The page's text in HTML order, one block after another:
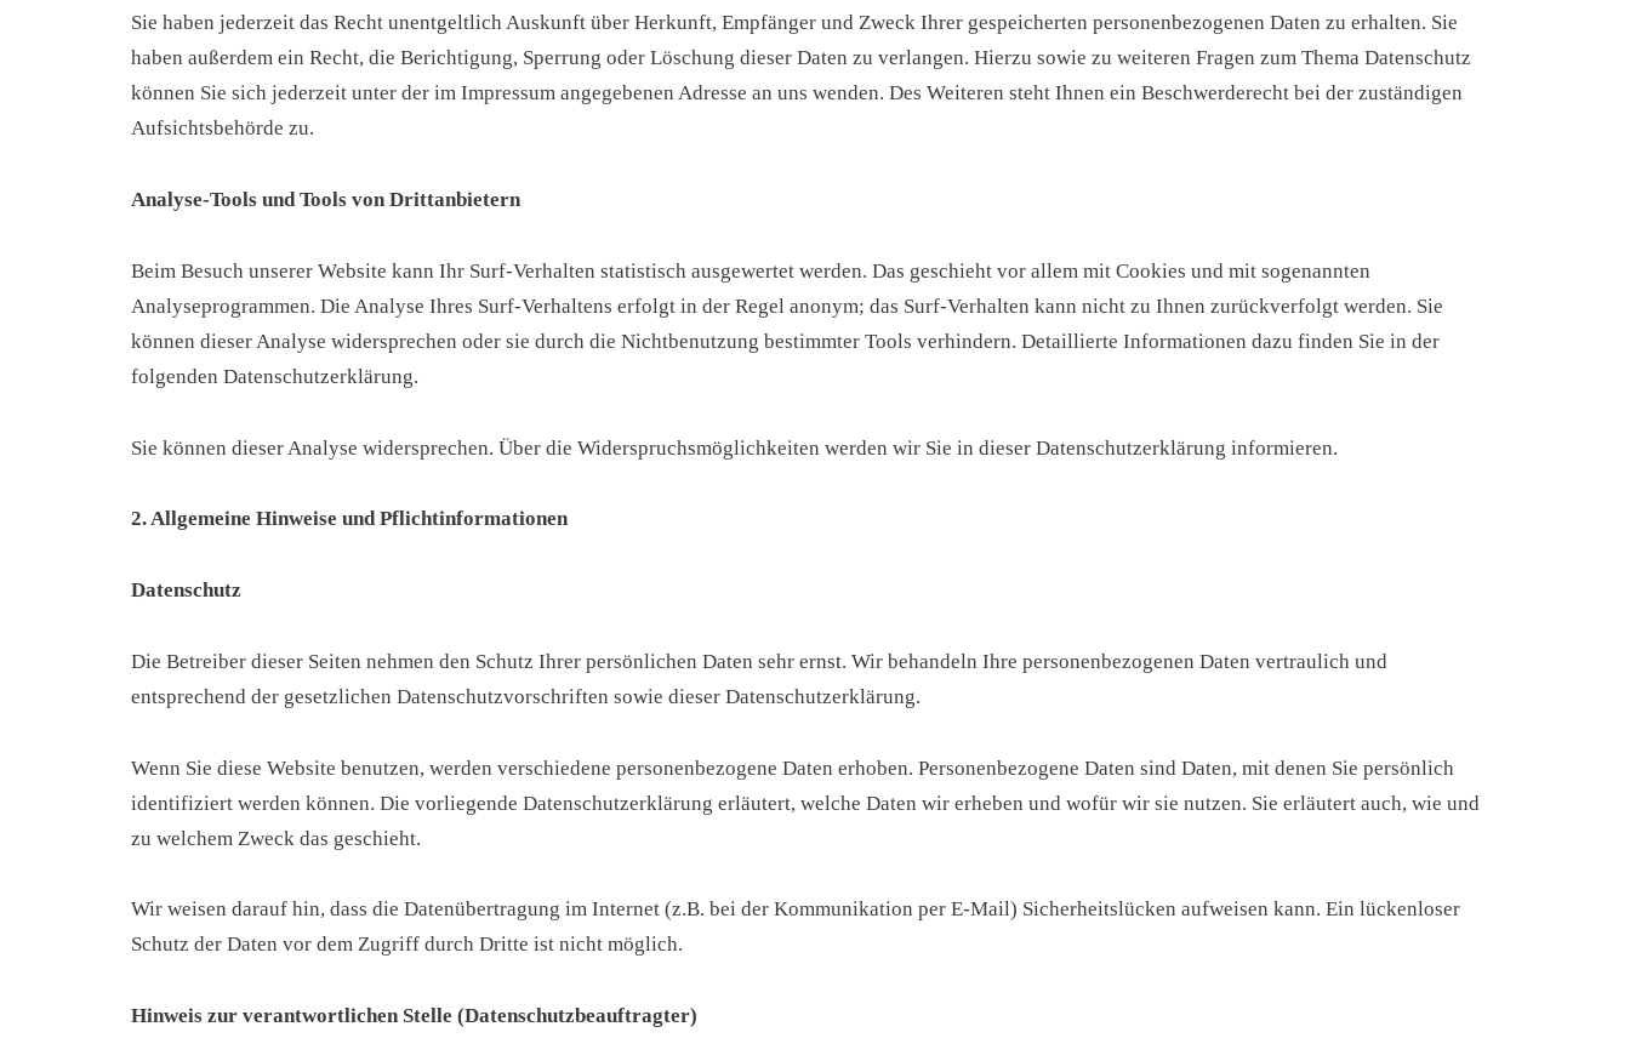
Sie haben jederzeit das Recht unentgeltlich Auskunft über Herkunft, Empfänger und Zweck Ihrer gespeicherten personenbezogenen Daten zu erhalten. Sie
haben außerdem ein Recht, die Berichtigung, Sperrung oder Löschung dieser Daten zu verlangen. Hierzu sowie zu weiteren Fragen zum Thema Datenschutz
können Sie sich jederzeit unter der im Impressum angegebenen Adresse an uns wenden. Des Weiteren steht Ihnen ein Beschwerderecht bei der zuständigen
Aufsichtsbehörde zu.
Analyse-Tools und Tools von Drittanbietern
Beim Besuch unserer Website kann Ihr Surf-Verhalten statistisch ausgewertet werden. Das geschieht vor allem mit Cookies und mit sogenannten
Analyseprogrammen. Die Analyse Ihres Surf-Verhaltens erfolgt in der Regel anonym; das Surf-Verhalten kann nicht zu Ihnen zurückverfolgt werden. Sie
können dieser Analyse widersprechen oder sie durch die Nichtbenutzung bestimmter Tools verhindern. Detaillierte Informationen dazu finden Sie in der
folgenden Datenschutzerklärung.
Sie können dieser Analyse widersprechen. Über die Widerspruchsmöglichkeiten werden wir Sie in dieser Datenschutzerklärung informieren.
2. Allgemeine Hinweise und Pflichtinformationen
Datenschutz
Die Betreiber dieser Seiten nehmen den Schutz Ihrer persönlichen Daten sehr ernst. Wir behandeln Ihre personenbezogenen Daten vertraulich und
entsprechend der gesetzlichen Datenschutzvorschriften sowie dieser Datenschutzerklärung.
Wenn Sie diese Website benutzen, werden verschiedene personenbezogene Daten erhoben. Personenbezogene Daten sind Daten, mit denen Sie persönlich
identifiziert werden können. Die vorliegende Datenschutzerklärung erläutert, welche Daten wir erheben und wofür wir sie nutzen. Sie erläutert auch, wie und
zu welchem Zweck das geschieht.
Wir weisen darauf hin, dass die Datenübertragung im Internet (z.B. bei der Kommunikation per E-Mail) Sicherheitslücken aufweisen kann. Ein lückenloser
Schutz der Daten vor dem Zugriff durch Dritte ist nicht möglich.
Hinweis zur verantwortlichen Stelle (Datenschutzbeauftragter)